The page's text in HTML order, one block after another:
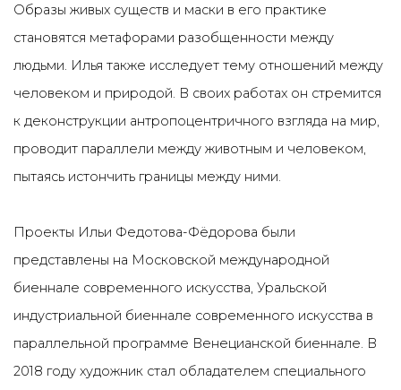
Образы живых существ и маски в его практике
становятся метафорами разобщенности между
людьми. Илья также исследует тему отношений между
человеком и природой. В своих работах он стремится
к деконструкции антропоцентричного взгляда на мир,
проводит параллели между животным и человеком,
пытаясь истончить границы между ними.
Проекты Ильи Федотова-Фёдорова были
представлены на Московской международной
биеннале современного искусства, Уральской
индустриальной биеннале современного искусства в
параллельной программе Венецианской биеннале. В
2018 году художник стал обладателем специального